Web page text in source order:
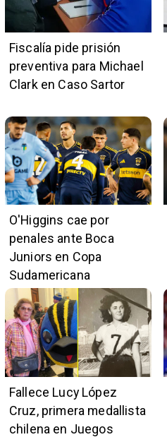
Fiscalía pide prisión
preventiva para Michael
Clark en Caso Sartor
O'Higgins cae por
penales ante Boca
Juniors en Copa
Sudamericana
Fallece Lucy López
Cruz, primera medallista
chilena en Juegos